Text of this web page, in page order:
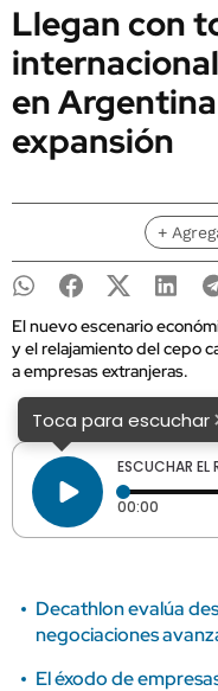
Llegan con
en
expansión
+
El nuevo escenario
y el relajamiento del cepo
a empresas extranjeras.
Toca para escuchar
ESCUCHAR EL
00:00
Decathlon evalúa
negociaciones
El éxodo de